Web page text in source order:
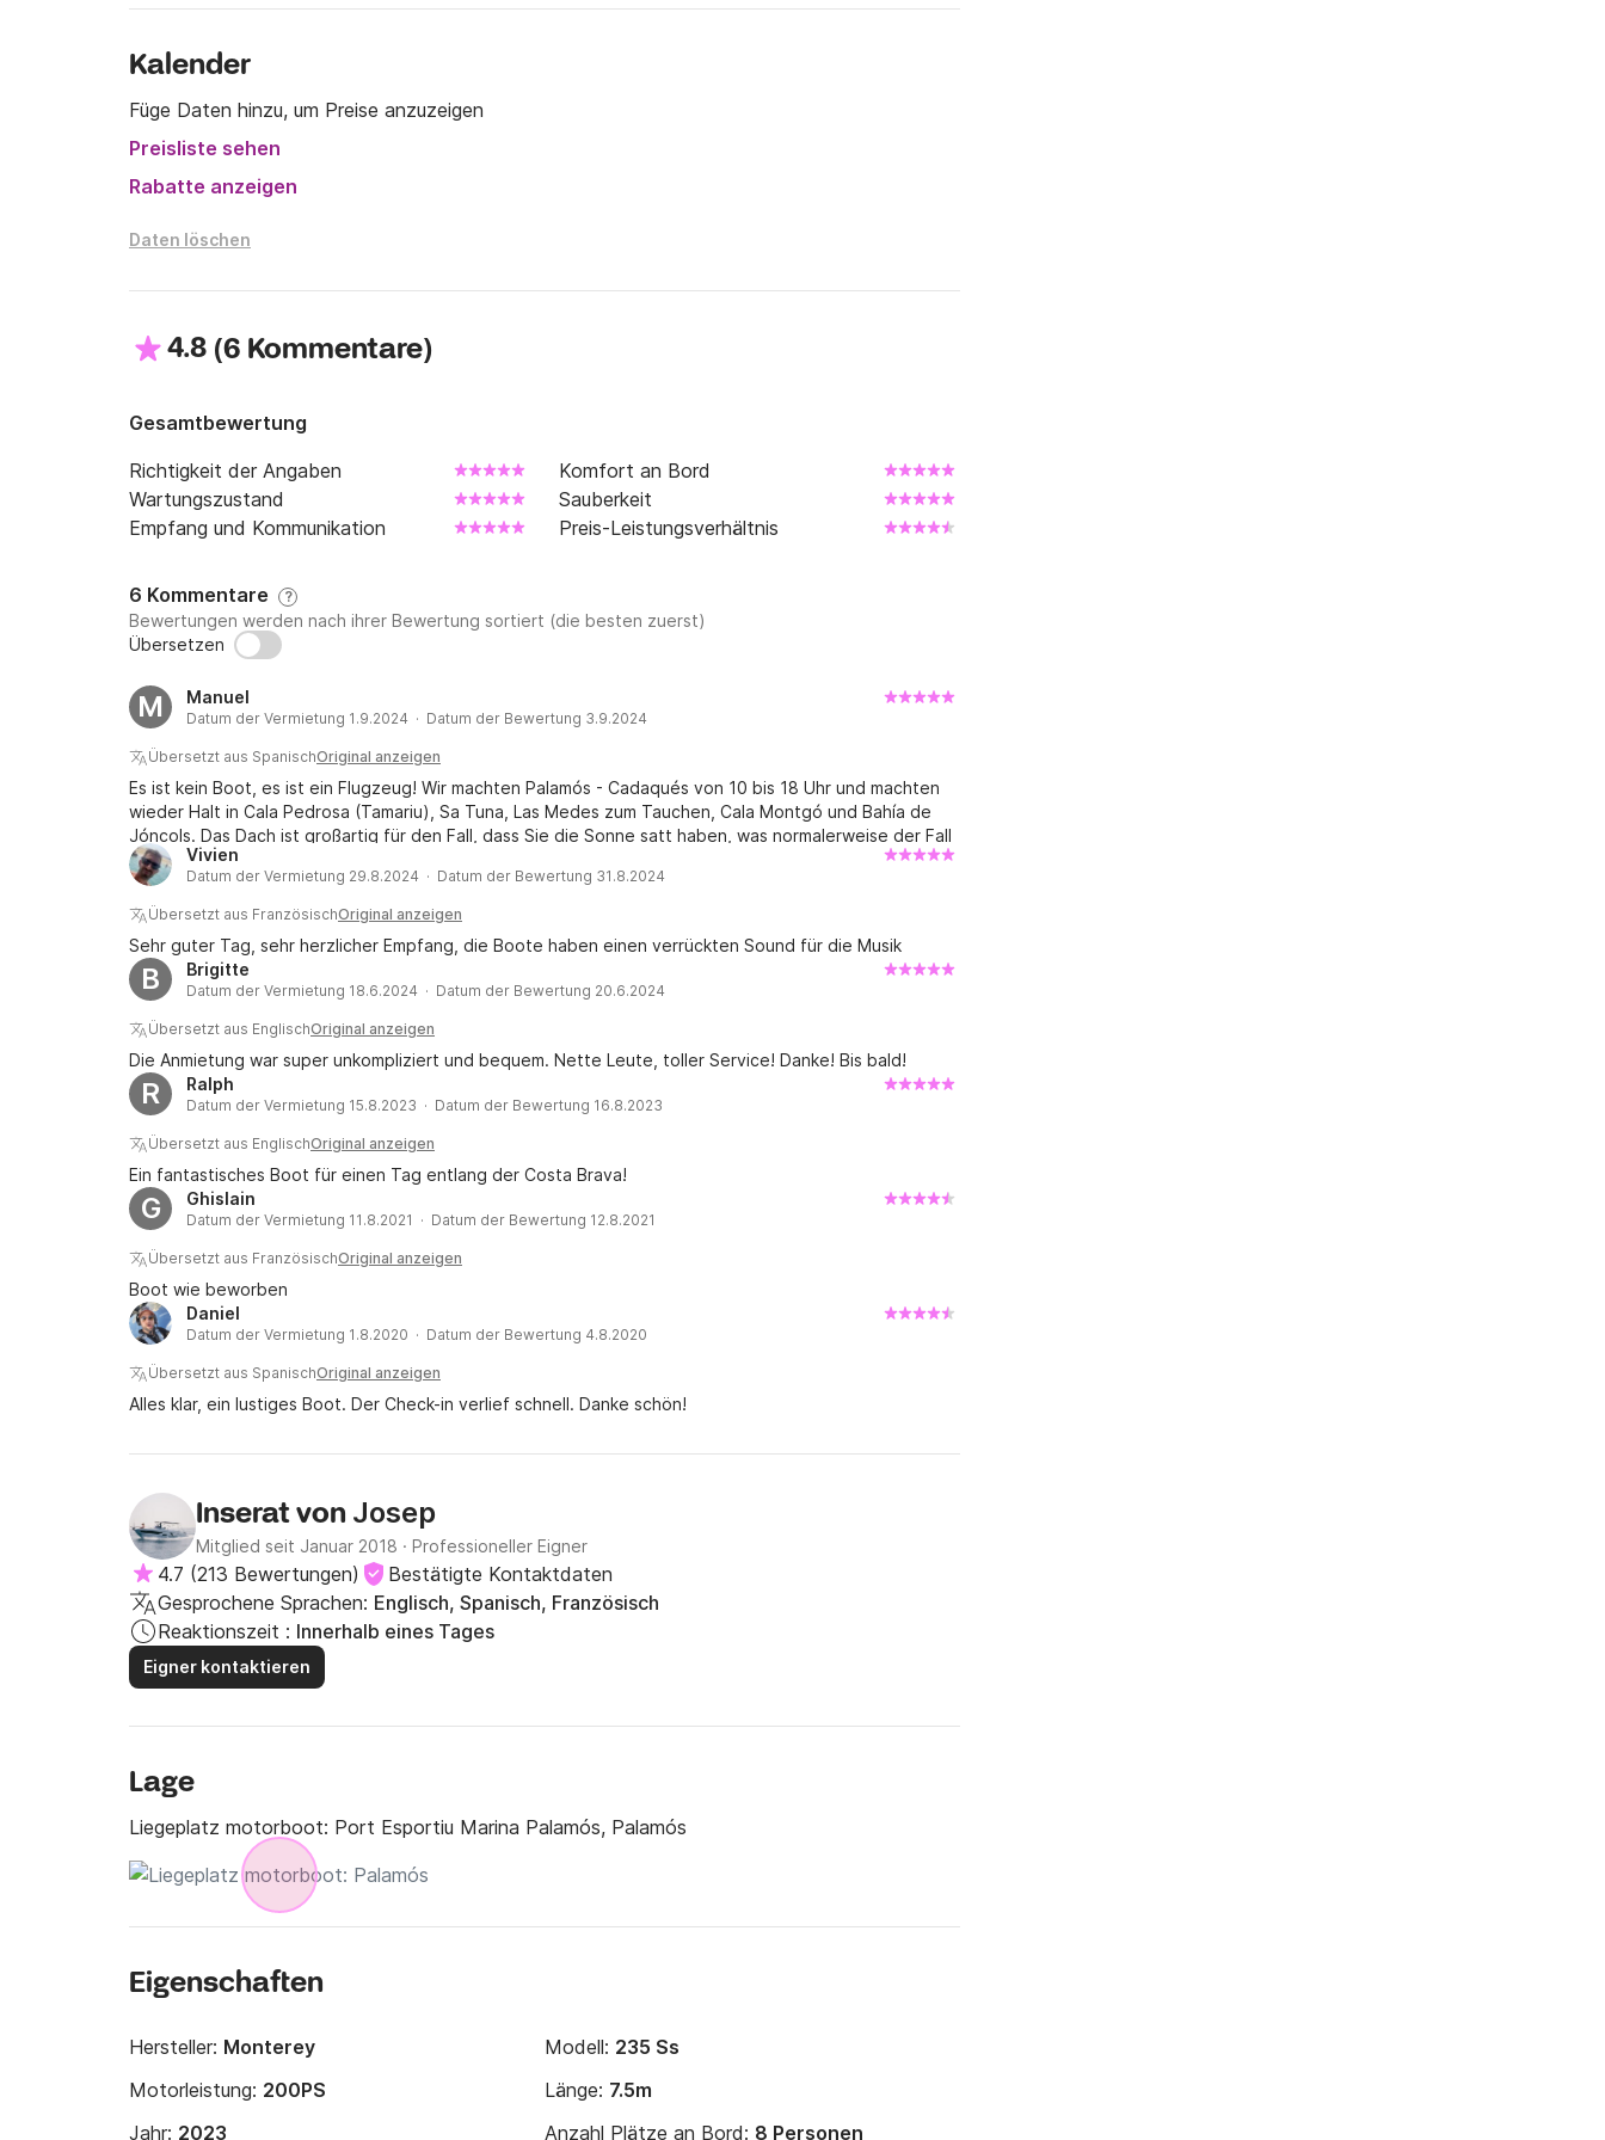
Kalender
Füge Daten hinzu, um Preise anzuzeigen
Preisliste sehen
Rabatte anzeigen
Daten löschen
4.8 (6 Kommentare)
Gesamtbewertung
Richtigkeit der Angaben
Komfort an Bord
Wartungszustand
Sauberkeit
Empfang und Kommunikation
Preis-Leistungsverhältnis
6 Kommentare ?
Bewertungen werden nach ihrer Bewertung sortiert (die besten zuerst)
Übersetzen
M Manuel
Datum der Vermietung 1.9.2024 · Datum der Bewertung 3.9.2024
Übersetzt aus SpanischOriginal anzeigen
Es ist kein Boot, es ist ein Flugzeug! Wir machten Palamós - Cadaqués von 10 bis 18 Uhr und machten
wieder Halt in Cala Pedrosa (Tamariu), Sa Tuna, Las Medes zum Tauchen, Cala Montgó und Bahía de
Jóncols. Das Dach ist großartig für den Fall, dass Sie die Sonne satt haben, was normalerweise der Fall
ist (oder falls es regnet, was zum Glück nur 10 Minuten dauerte). Als Nachteil möchte ich sagen, dass
es kein GPS hat. Es ist ratsam, eine Seekarte mitzuführen, um den Ankerplatz zu kennen, und auch
keinen elektrischen Kühlschrank. Außerdem verbraucht es teuflisch Gas! Aber die Wahrheit ist, dass wir
dass sie es herausnehmen und in den Hafenliegeplatz legen, für den Fall, dass es Ihnen Angst macht.
Alles war sehr einfach. Ich werde es wiederholen.
Vivien
Datum der Vermietung 29.8.2024 · Datum der Bewertung 31.8.2024
Übersetzt aus FranzösischOriginal anzeigen
Sehr guter Tag, sehr herzlicher Empfang, die Boote haben einen verrückten Sound für die Musik
B Brigitte
Datum der Vermietung 18.6.2024 · Datum der Bewertung 20.6.2024
Übersetzt aus EnglischOriginal anzeigen
Die Anmietung war super unkompliziert und bequem. Nette Leute, toller Service! Danke! Bis bald!
R Ralph
Datum der Vermietung 15.8.2023 · Datum der Bewertung 16.8.2023
Übersetzt aus EnglischOriginal anzeigen
Ein fantastisches Boot für einen Tag entlang der Costa Brava!
G Ghislain
Datum der Vermietung 11.8.2021 · Datum der Bewertung 12.8.2021
Übersetzt aus FranzösischOriginal anzeigen
Boot wie beworben
Daniel
Datum der Vermietung 1.8.2020 · Datum der Bewertung 4.8.2020
Übersetzt aus SpanischOriginal anzeigen
Alles klar, ein lustiges Boot. Der Check-in verlief schnell. Danke schön!
Inserat von Josep
Mitglied seit Januar 2018 · Professioneller Eigner
4.7 (213 Bewertungen)
Bestätigte Kontaktdaten
Gesprochene Sprachen: Englisch, Spanisch, Französisch
Reaktionszeit : Innerhalb eines Tages
Eigner kontaktieren
Lage
Liegeplatz motorboot: Port Esportiu Marina Palamós, Palamós
Eigenschaften
Hersteller: Monterey Modell: 235 Ss
Motorleistung: 200PS Länge: 7.5m
Jahr: 2023 Anzahl Plätze an Bord: 8 Personen